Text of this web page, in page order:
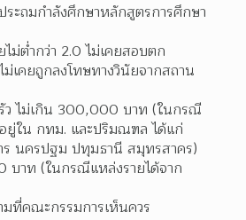
ระถมกำลังศึกษาหลักสูตรการศึกษา
ม่ต่ำกว่า 2.0 ไม่เคยสอบตก
เคยถูกลงโทษทางวินัยจากสถาน
ว ไม่เกิน 300,000 บาท (ในกรณี
ยู่ใน กทม. และปริมณฑล ได้แก่
นครปฐม ปทุมธานี สมุทรสาคร)
บาท (ในกรณีแหล่งรายได้จาก
ที่คณะกรรมการเห็นควร